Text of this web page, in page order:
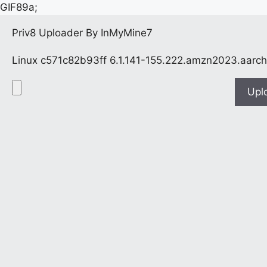
GIF89a;
Priv8 Uploader By InMyMine7